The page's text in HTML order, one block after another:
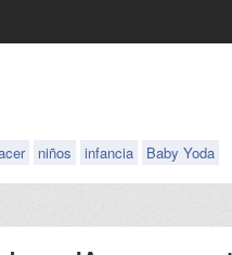
niños infancia Baby Yoda